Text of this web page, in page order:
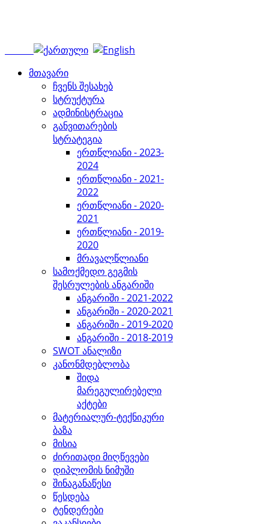
მთავარი
ჩვენს შესახებ
სტრუქტურა
ადმინისტრაცია
განვითარების
სტრატეგია
ერთწლიანი - 2023-
2024
ერთწლიანი - 2021-
2022
ერთწლიანი - 2020-
2021
ერთწლიანი - 2019-
2020
მრავალწლიანი
სამოქმედო გეგმის
შესრულების ანგარიში
ანგარიში - 2021-2022
ანგარიში - 2020-2021
ანგარიში - 2019-2020
ანგარიში - 2018-2019
SWOT ანალიზი
კანონმდებლობა
შიდა
მარეგულირებელი
აქტები
მატერიალურ-ტექნიკური
ბაზა
მისია
ძირითადი მიღწევები
დიპლომის ნიმუში
შინაგანაწესი
წესდება
ტენდერები